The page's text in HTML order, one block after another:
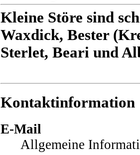
Kleine Störe sind
Waxdick, Bester
Sterlet, Beari und
Kontaktinformation
E-Mail
Allgemeine